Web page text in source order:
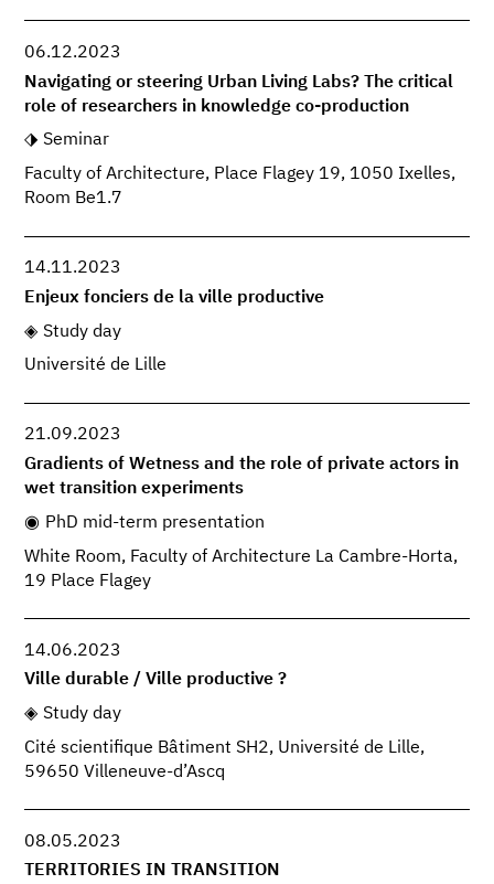
06.12.2023
Navigating or steering Urban Living Labs? The critical
role of researchers in knowledge co-production
Seminar
Faculty of Architecture, Place Flagey 19, 1050 Ixelles,
Room Be1.7
14.11.2023
Enjeux fonciers de la ville productive
Study day
Université de Lille
21.09.2023
Gradients of Wetness and the role of private actors in
wet transition experiments
PhD mid-term presentation
White Room, Faculty of Architecture La Cambre-Horta,
19 Place Flagey
14.06.2023
Ville durable / Ville productive ?
Study day
Cité scientifique Bâtiment SH2, Université de Lille,
59650 Villeneuve-d’Ascq
08.05.2023
TERRITORIES IN TRANSITION